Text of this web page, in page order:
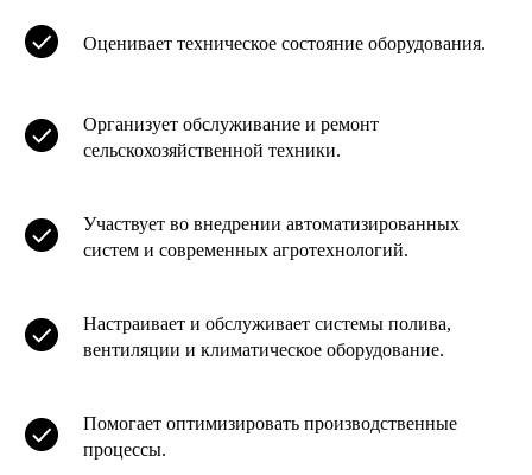
Оценивает техническое состояние оборудования.
Организует обслуживание и ремонт
сельскохозяйственной техники.
Участвует во внедрении автоматизированных
систем и современных агротехнологий.
Настраивает и обслуживает системы полива,
вентиляции и климатическое оборудование.
Помогает оптимизировать производственные
процессы.